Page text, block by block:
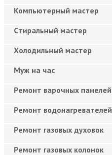
Компьютерный мастер
Cтиральный мастер
Холодильный мастер
Муж на час
Ремонт варочных панелей
Ремонт водонагревателей
Ремонт газовых духовок
Ремонт газовых колонок